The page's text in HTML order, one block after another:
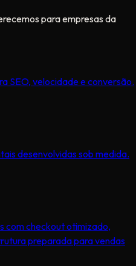
para empresas da
SEO, velocidade e conversão.
desenvolvidas sob medida.
com checkout otimizado,
preparada para vendas